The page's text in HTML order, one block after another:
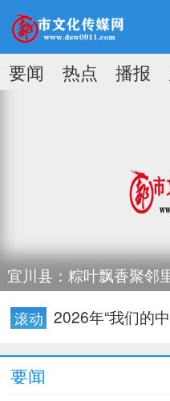
要闻 热点 播报
宜川县：粽叶飘香聚邻
落实“融救助+服
2026年“我们的
宝塔区知新联会
思
要闻